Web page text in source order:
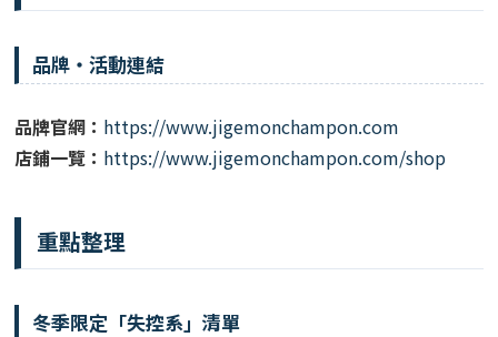
品牌・活動連結
品牌官網： https://www.jigemonchampon.com
店鋪一覽： https://www.jigemonchampon.com/shop
重點整理
冬季限定「失控系」清單